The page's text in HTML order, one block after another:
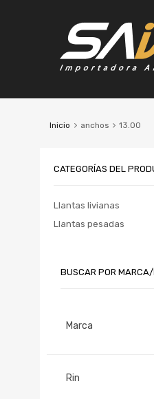
Inicio anchos 13.00
CATEGORÍAS DEL
Llantas livianas
Llantas pesadas
BUSCAR POR
Marca
Rin